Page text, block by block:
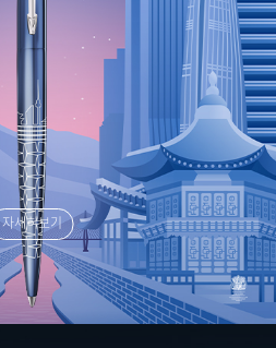
자세히보기